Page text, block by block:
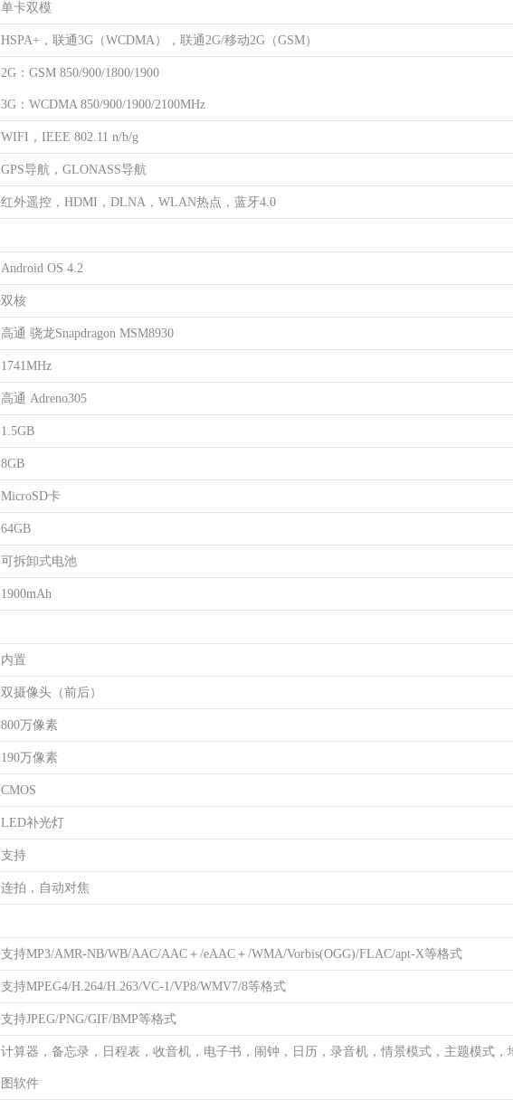
单卡双模
HSPA+，联通3G（WCDMA），联通2G/移动2G（GSM）
2G：GSM 850/900/1800/1900
3G：WCDMA 850/900/1900/2100MHz
WIFI，IEEE 802.11 n/b/g
GPS导航，GLONASS导航
红外遥控，HDMI，DLNA，WLAN热点，蓝牙4.0
Android OS 4.2
双核
高通 骁龙Snapdragon MSM8930
1741MHz
高通 Adreno305
1.5GB
8GB
MicroSD卡
64GB
可拆卸式电池
1900mAh
内置
双摄像头（前后）
800万像素
190万像素
CMOS
LED补光灯
支持
连拍，自动对焦
支持MP3/AMR-NB/WB/AAC/AAC＋/eAAC＋/WMA/Vorbis(OGG)/FLAC/apt-X等格式
支持MPEG4/H.264/H.263/VC-1/VP8/WMV7/8等格式
支持JPEG/PNG/GIF/BMP等格式
计算器，备忘录，日程表，收音机，电子书，闹钟，日历，录音机，情景模式，主题模式，
图软件